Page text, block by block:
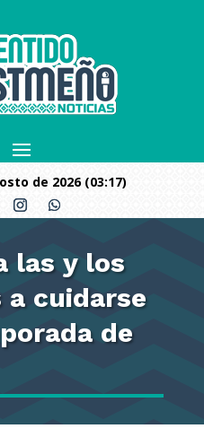
de 2026 (03:17)
las y los
a cuidarse
de